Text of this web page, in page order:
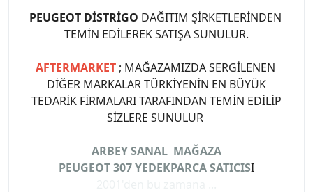
PEUGEOT DİSTRİGO DAĞITIM ŞİRKETLERİNDEN
TEMİN EDİLEREK SATIŞA SUNULUR.
AFTERMARKET ; MAĞAZAMIZDA SERGİLENEN
DİĞER MARKALAR TÜRKİYENİN EN BÜYÜK
TEDARİK FİRMALARI TARAFINDAN TEMİN EDİLİP
SİZLERE SUNULUR
ARBEY SANAL MAĞAZA
PEUGEOT 307 YEDEKPARCA SATICISI